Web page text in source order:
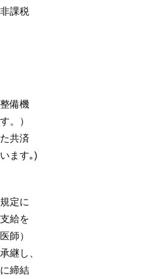
課税
備機
。）
共済
ます｡)
定に
給を
師）
継し、
締結